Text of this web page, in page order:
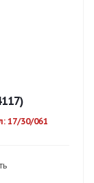
17/30/061